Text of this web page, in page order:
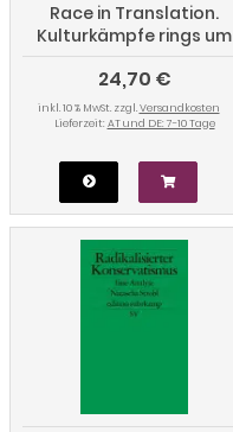
Race in Translation.
Kulturkämpfe rings um
den postkolonialen
Atlantik
24,70 €
inkl. 10 % MwSt. zzgl.Versandkosten
Lieferzeit: AT und DE: 7-10 Tage